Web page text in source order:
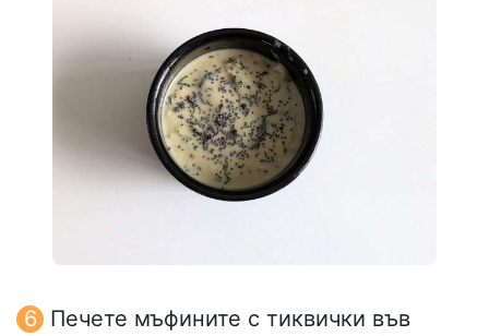
Печете мъфините с тиквички във